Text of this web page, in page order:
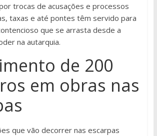
trocas de acusações e processos
taxas e até pontes têm servido para
que se arrasta desde a
na autarquia.
de 200
em obras nas
que vão decorrer nas escarpas